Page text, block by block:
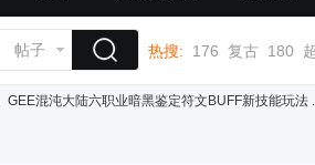
帖子 热搜: 176 复古 180
GEE混沌大陆六职业暗黑鉴定符文BUFF新技能玩法